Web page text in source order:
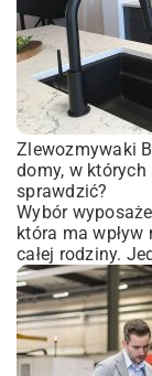
Zlewozmywaki
domy, w
sprawdzić?
Wybór
która ma
całej rodziny.